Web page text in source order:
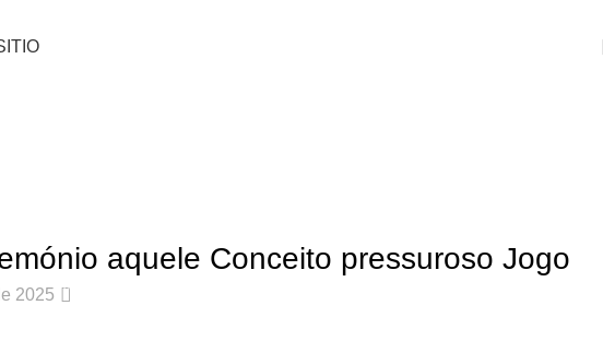
aquele Conceito pressuroso Jogo
2025 0